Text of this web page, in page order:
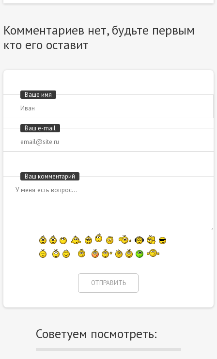
Комментариев нет, будьте первым
кто его оставит
Ваше имя
Ваш e-mail
Ваш комментарий
Советуем посмотреть: